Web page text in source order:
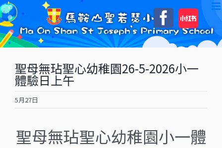
Skip
to
content
自
訂
聖母無玷聖心幼稚園26-5-2026小一
體驗日上午
5月27日
聖母無玷聖心幼稚園小一體